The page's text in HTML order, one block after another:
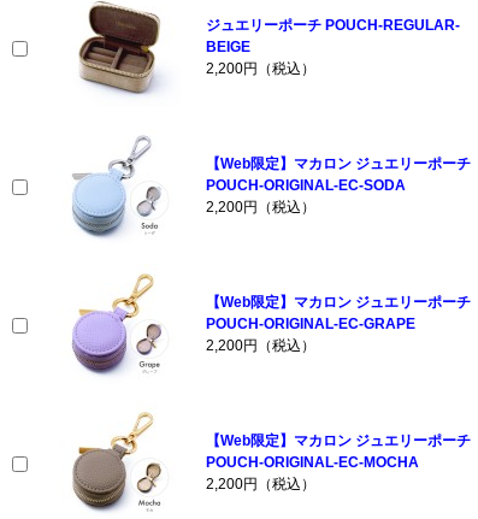
ジュエリーポーチ POUCH-REGULAR-
BEIGE
2,200円（税込）
【Web限定】マカロン ジュエリーポーチ
POUCH-ORIGINAL-EC-SODA
2,200円（税込）
【Web限定】マカロン ジュエリーポーチ
POUCH-ORIGINAL-EC-GRAPE
2,200円（税込）
【Web限定】マカロン ジュエリーポーチ
POUCH-ORIGINAL-EC-MOCHA
2,200円（税込）